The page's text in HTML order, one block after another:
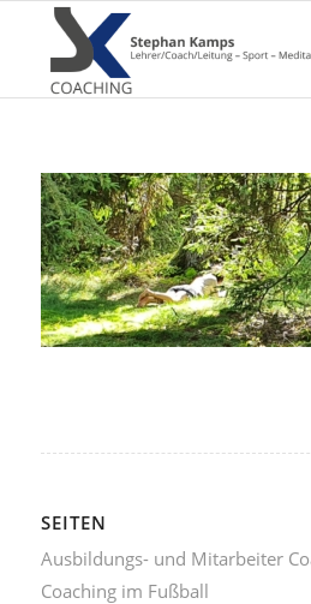
SEITEN
Ausbildungs- und Mitarbeiter
Coaching im Fußball